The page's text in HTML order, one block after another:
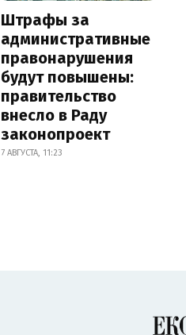
Штрафы за
административные
правонарушения
будут повышены:
правительство
внесло в Раду
законопроект
7 АВГУСТА, 11:23